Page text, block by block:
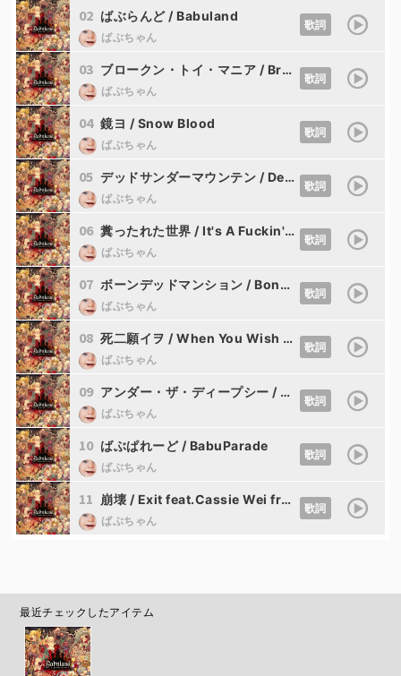
02 ばぶらんど / Babuland
ばぶちゃん
歌詞
03 ブロークン・トイ・マニア / Broken Toy Mania feat.kikuo
ばぶちゃん
歌詞
04 鏡ヨ / Snow Blood
ばぶちゃん
歌詞
05 デッドサンダーマウンテン / Dead Thunder Mountain
ばぶちゃん
歌詞
06 糞ったれた世界 / It's A Fuckin' World feat.Cassie Wei from Mili
ばぶちゃん
歌詞
07 ボーンデッドマンション / Bone Dead Mansion
ばぶちゃん
歌詞
08 死二願イヲ / When You Wish Upon A Death feat.ATOLS
ばぶちゃん
歌詞
09 アンダー・ザ・ディープシー / Under the Deep Sea
ばぶちゃん
歌詞
10 ばぶぱれーど / BabuParade
ばぶちゃん
歌詞
11 崩壊 / Exit feat.Cassie Wei from Mili
ばぶちゃん
歌詞
最近チェックしたアイテム